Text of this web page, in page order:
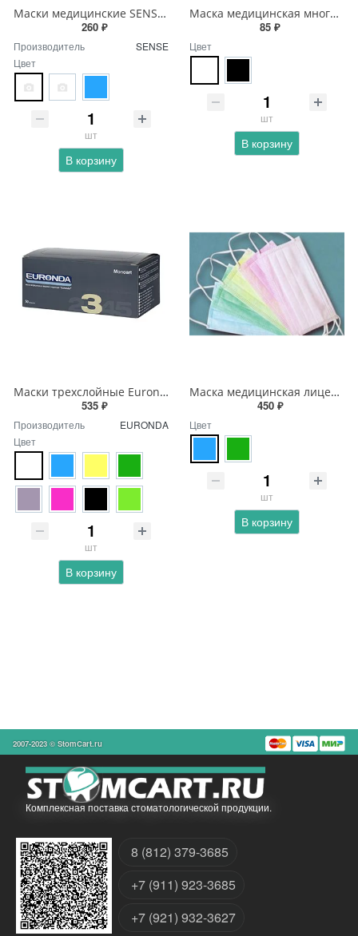
Маски медицинские SENSE premium 50 шт.
260 ₽
Производитель
SENSE
Цвет
шт
В корзину
Маска медицинская многоразовая лицевая защитная
85 ₽
Цвет
шт
В корзину
Маски трехслойные Euronda Zorro 50 шт.
535 ₽
Производитель
EURONDA
Цвет
шт
В корзину
Маска медицинская лицевая защитная Clean + Safe 50 шт.
450 ₽
Цвет
шт
В корзину
2007-2023 © StomCart.ru
Комплексная поставка стоматологической продукции.
8 (812) 379-3685
+7 (911) 923-3685
+7 (921) 932-3627